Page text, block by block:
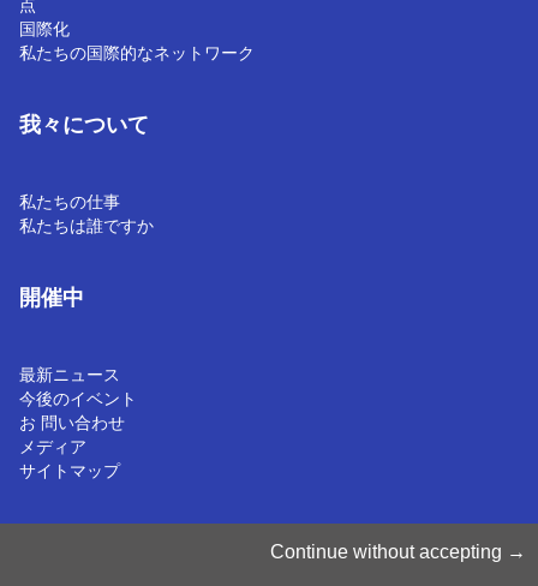
点
国際化
私たちの国際的なネットワーク
我々について
私たちの仕事
私たちは誰ですか
開催中
最新ニュース
今後のイベント
お 問い合わせ
メディア
サイトマップ
Continue without accepting